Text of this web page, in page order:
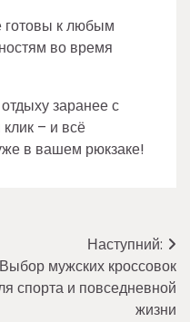
готовы к любым
во время
заранее с
– и всё
в вашем рюкзаке!
Наступний:
Выбор мужских кроссовок
спорта и повседневной
жизни